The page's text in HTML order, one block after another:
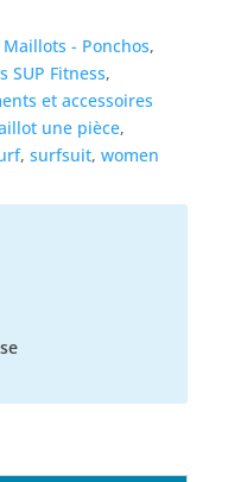
Maillots - Ponchos,
SUP Fitness,
et accessoires
une pièce,
, surfsuit, women